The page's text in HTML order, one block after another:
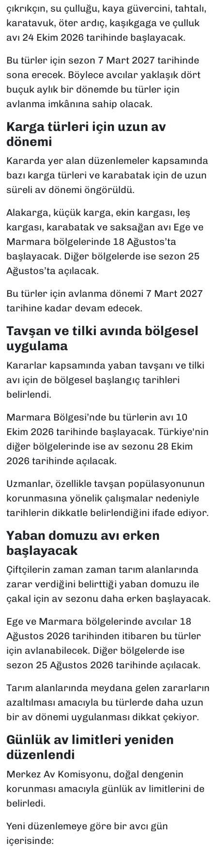
çıkrıkçın, su çulluğu, kaya güvercini, tahtalı,
karatavuk, öter ardıç, kaşıkgaga ve çulluk
avı 24 Ekim 2026 tarihinde başlayacak.
Bu türler için sezon 7 Mart 2027 tarihinde
sona erecek. Böylece avcılar yaklaşık dört
buçuk aylık bir dönemde bu türler için
avlanma imkânına sahip olacak.
Karga türleri için uzun av
dönemi
Kararda yer alan düzenlemeler kapsamında
bazı karga türleri ve karabatak için de uzun
süreli av dönemi öngörüldü.
Alakarga, küçük karga, ekin kargası, leş
kargası, karabatak ve saksağan avı Ege ve
Marmara bölgelerinde 18 Ağustos’ta
başlayacak. Diğer bölgelerde ise sezon 25
Ağustos’ta açılacak.
Bu türler için avlanma dönemi 7 Mart 2027
tarihine kadar devam edecek.
Tavşan ve tilki avında bölgesel
uygulama
Kararlar kapsamında yaban tavşanı ve tilki
avı için de bölgesel başlangıç tarihleri
belirlendi.
Marmara Bölgesi’nde bu türlerin avı 10
Ekim 2026 tarihinde başlayacak. Türkiye'nin
diğer bölgelerinde ise av sezonu 28 Ekim
2026 tarihinde açılacak.
Uzmanlar, özellikle tavşan popülasyonunun
korunmasına yönelik çalışmalar nedeniyle
tarihlerin dikkatle belirlendiğini ifade ediyor.
Yaban domuzu avı erken
başlayacak
Çiftçilerin zaman zaman tarım alanlarında
zarar verdiğini belirttiği yaban domuzu ile
çakal için av sezonu daha erken başlayacak.
Ege ve Marmara bölgelerinde avcılar 18
Ağustos 2026 tarihinden itibaren bu türler
için avlanabilecek. Diğer bölgelerde ise
sezon 25 Ağustos 2026 tarihinde açılacak.
Tarım alanlarında meydana gelen zararların
azaltılması amacıyla bu türlerde daha uzun
bir av dönemi uygulanması dikkat çekiyor.
Günlük av limitleri yeniden
düzenlendi
Merkez Av Komisyonu, doğal dengenin
korunması amacıyla günlük av limitlerini de
belirledi.
Yeni düzenlemeye göre bir avcı gün
içerisinde: